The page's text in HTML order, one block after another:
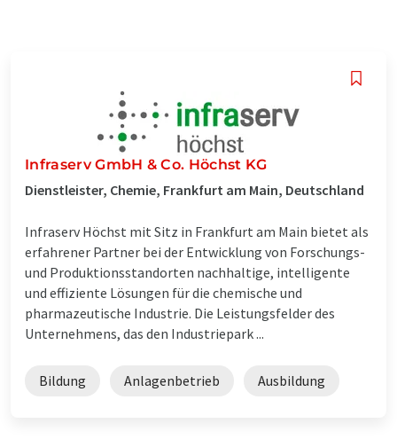
Infraserv GmbH & Co. Höchst KG
Dienstleister, Chemie, Frankfurt am Main, Deutschland
Infraserv Höchst mit Sitz in Frankfurt am Main bietet als
erfahrener Partner bei der Entwicklung von Forschungs-
und Produktionsstandorten nachhaltige, intelligente
und effiziente Lösungen für die chemische und
pharmazeutische Industrie. Die Leistungsfelder des
Unternehmens, das den Industriepark ...
Bildung Anlagenbetrieb Ausbildung